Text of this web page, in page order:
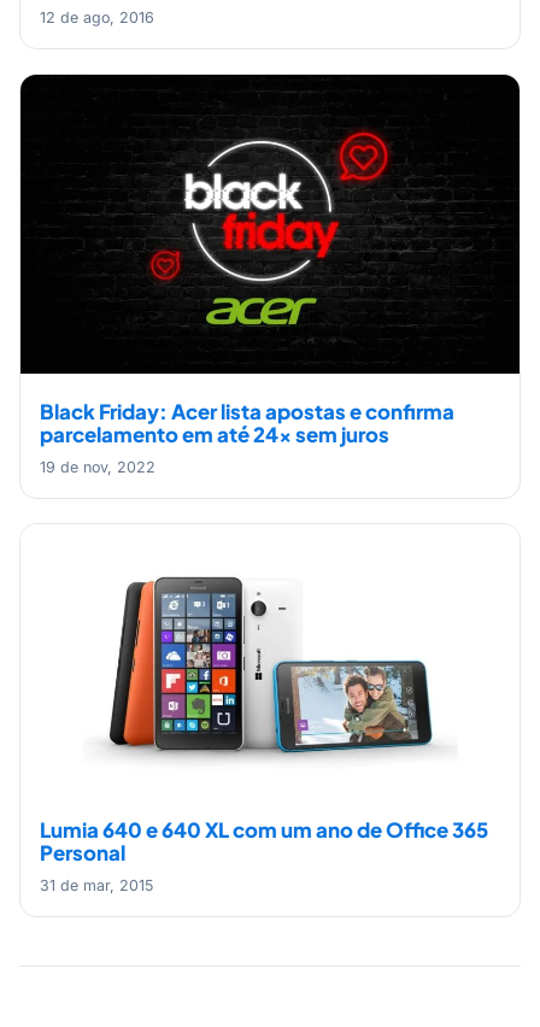
12 de ago, 2016
Black Friday: Acer lista apostas e confirma
parcelamento em até 24x sem juros
19 de nov, 2022
Lumia 640 e 640 XL com um ano de Office 365
Personal
31 de mar, 2015